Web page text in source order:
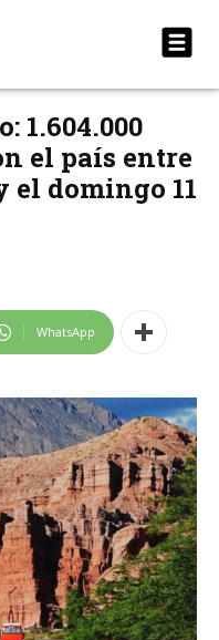
1.604.000
el país entre
el domingo 11
WhatsApp